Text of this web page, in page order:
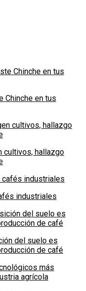
Chinche en tus
cultivos, hallazgo
industriales
del suelo es
de café